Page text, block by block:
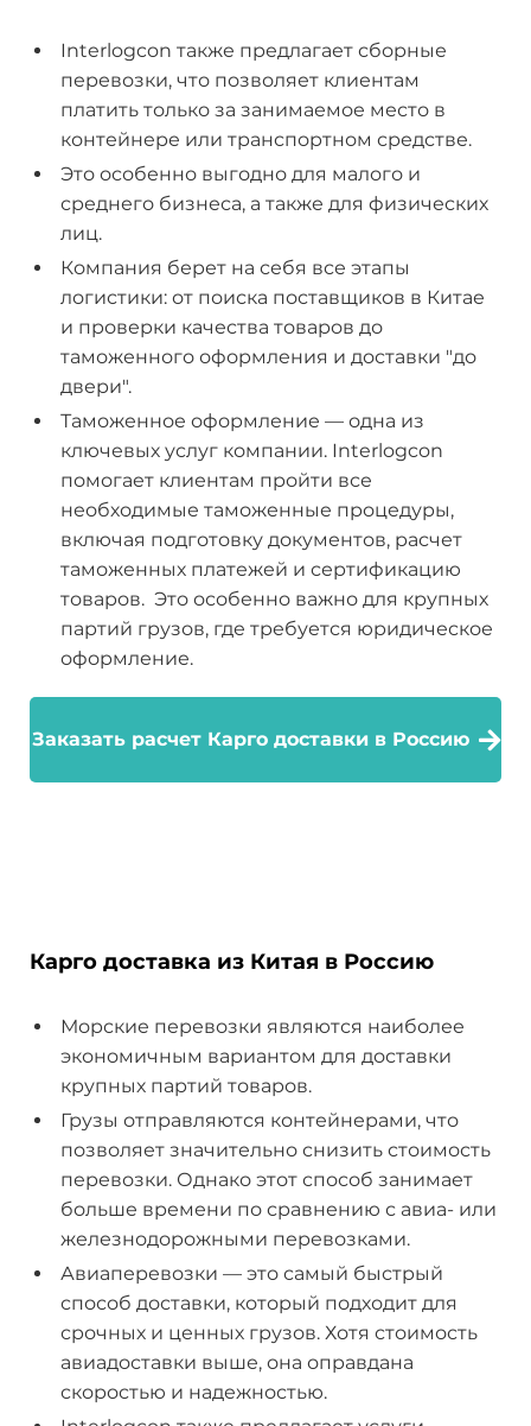
Interlogcon также предлагает сборные
перевозки, что позволяет клиентам
платить только за занимаемое место в
контейнере или транспортном средстве.
Это особенно выгодно для малого и
среднего бизнеса, а также для физических
лиц.
Компания берет на себя все этапы
логистики: от поиска поставщиков в Китае
и проверки качества товаров до
таможенного оформления и доставки "до
двери".
Таможенное оформление — одна из
ключевых услуг компании. Interlogcon
помогает клиентам пройти все
необходимые таможенные процедуры,
включая подготовку документов, расчет
таможенных платежей и сертификацию
товаров. Это особенно важно для крупных
партий грузов, где требуется юридическое
оформление.
Заказать расчет Карго доставки в Россию
Карго доставка из Китая в Россию
Морские перевозки являются наиболее
экономичным вариантом для доставки
крупных партий товаров.
Грузы отправляются контейнерами, что
позволяет значительно снизить стоимость
перевозки. Однако этот способ занимает
больше времени по сравнению с авиа- или
железнодорожными перевозками.
Авиаперевозки — это самый быстрый
способ доставки, который подходит для
срочных и ценных грузов. Хотя стоимость
авиадоставки выше, она оправдана
скоростью и надежностью.